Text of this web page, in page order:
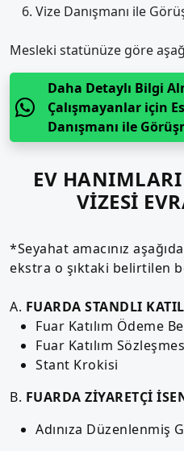
Vize Danışmanı ile
Mesleki statünüze göre
Daha Detaylı Bilgi
Çalışmayanlar için
Danışmanı ile
EV
VİZESİ
*Seyahat amacınız
ekstra o şıktaki belirtilen
A. FUARDA STANDLI
Fuar Katılım Ödeme
Fuar Katılım
Stant Krokisi
B. FUARDA ZİYARETÇİ
Adınıza Düzenlenmiş